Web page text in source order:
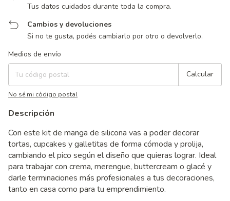
Tus datos cuidados durante toda la compra.
Cambios y devoluciones
Si no te gusta, podés cambiarlo por otro o devolverlo.
Entregas para el CP:
Medios de envío
Calcular
No sé mi código postal
Descripción
Con este kit de manga de silicona vas a poder decorar
tortas, cupcakes y galletitas de forma cómoda y prolija,
cambiando el pico según el diseño que quieras lograr. Ideal
para trabajar con crema, merengue, buttercream o glacé y
darle terminaciones más profesionales a tus decoraciones,
tanto en casa como para tu emprendimiento.